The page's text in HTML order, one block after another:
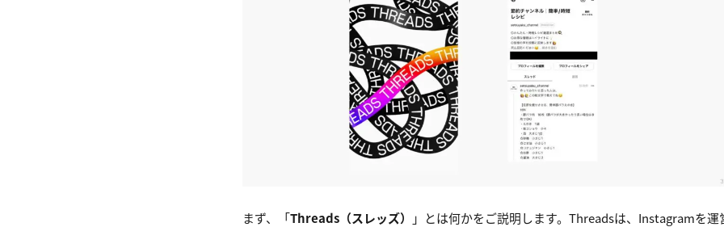
まず、「Threads（スレッズ）
」とは何かをご説明します。Threadsは、Instagramを